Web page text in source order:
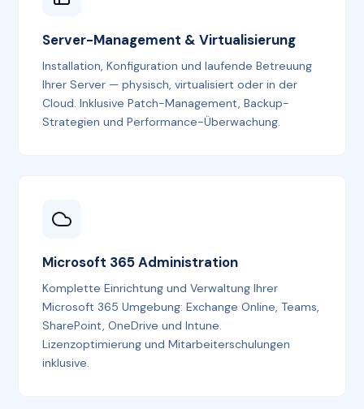
Server-Management & Virtualisierung
Installation, Konfiguration und laufende Betreuung
Ihrer Server — physisch, virtualisiert oder in der
Cloud. Inklusive Patch-Management, Backup-
Strategien und Performance-Überwachung.
Microsoft 365 Administration
Komplette Einrichtung und Verwaltung Ihrer
Microsoft 365 Umgebung: Exchange Online, Teams,
SharePoint, OneDrive und Intune.
Lizenzoptimierung und Mitarbeiterschulungen
inklusive.